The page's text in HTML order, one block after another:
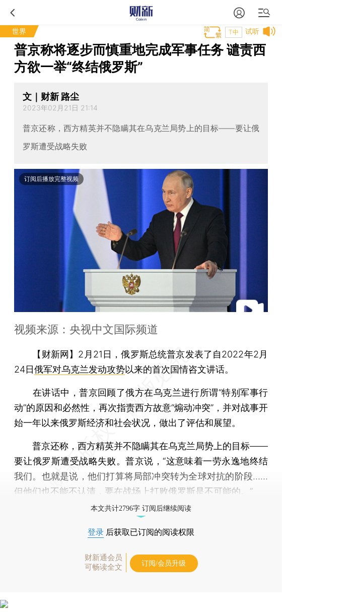
世界 试听
T中
普京称将逐步而慎重地完成军事任务 谴责西
方欲一举“终结俄罗斯”
文｜财新 路尘
2023年02月21日 21:14
普京还称，西方精英并不隐瞒其在乌克兰局势上的目标——要让俄
罗斯遭受战略失败
订阅后播放完整视频
视频来源：央视中文国际频道
【财新网】 2月21日，俄罗斯总统普京发表了自2022年2月
24日俄军对乌克兰发动攻势以来的首次国情咨文讲话。
在讲话中，普京回顾了俄方在乌克兰进行所谓“特别军事行
动”的原因和必然性，再次指责西方故意“煽动冲突”，并对战事开
始一年以来俄罗斯经济和社会状况，做出了评估和展望。
普京还称，西方精英并不隐瞒其在乌克兰局势上的目标——
要让俄罗斯遭受战略失败。普京说，“这意味着一劳永逸地终结
我们。也就是说，他们打算将局部冲突转为全球对抗的阶段……
但他们也不能不认清，要在战场上打败俄罗斯是不可能的。”
本文共计2796字 订阅后继续阅读
登录 后获取已订阅的阅读权限
财新通会员
可畅读全文
订阅/会员升级